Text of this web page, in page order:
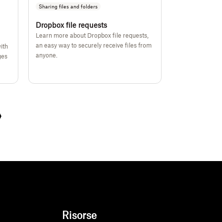
Sharing files and folders
Dropbox file requests
Learn more about Dropbox file requests,
an easy way to securely receive files from
anyone.
Risorse